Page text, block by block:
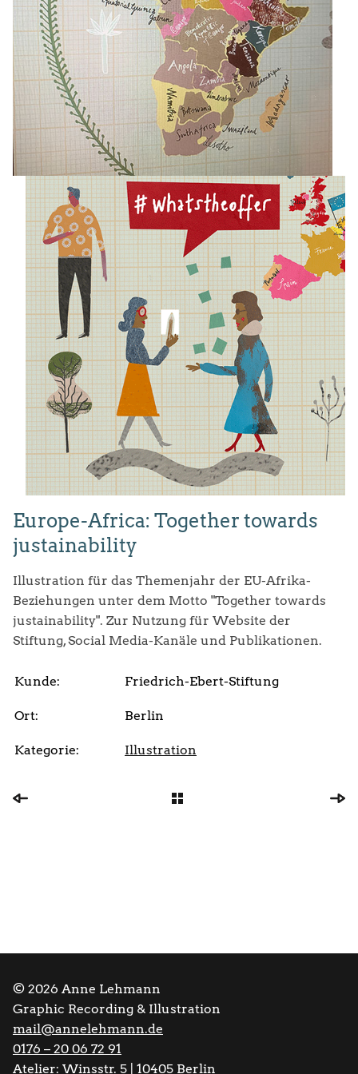
VISUALISIERUNGS-WORKSHOPS
Europe-Africa: Together towards
justainability
Illustration für das Themenjahr der EU-Afrika-
Beziehungen unter dem Motto "Together towards
justainability". Zur Nutzung für Website der
Stiftung, Social Media-Kanäle und Publikationen.
Kunde: Friedrich-Ebert-Stiftung
Ort: Berlin
Kategorie: Illustration
© 2026 Anne Lehmann
Graphic Recording & Illustration
mail@annelehmann.de
0176 – 20 06 72 91
Atelier: Winsstr. 5 | 10405 Berlin